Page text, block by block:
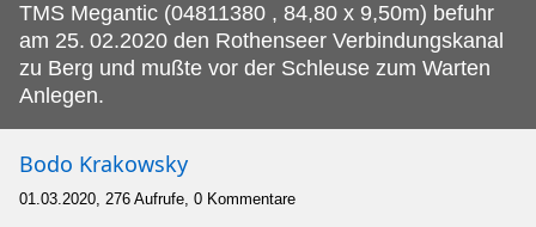
TMS Megantic (04811380 , 84,80 x 9,50m) befuhr
am 25. 02.2020 den Rothenseer Verbindungskanal
zu Berg und mußte vor der Schleuse zum Warten
Anlegen.
Bodo Krakowsky
01.03.2020, 276 Aufrufe, 0 Kommentare